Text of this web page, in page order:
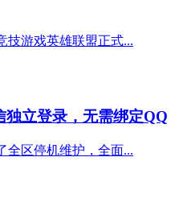
技游戏英雄联盟正式...
立登录，无需绑定QQ
全区停机维护，全面...